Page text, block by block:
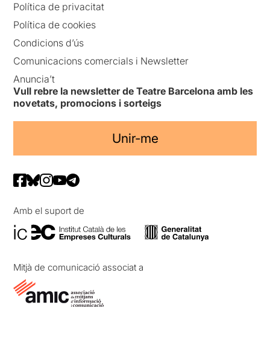
Política de privacitat
Política de cookies
Condicions d’ús
Comunicacions comercials i Newsletter
Anuncia’t
Vull rebre la newsletter de Teatre Barcelona amb les
novetats, promocions i sorteigs
Unir-me
Amb el suport de
Mitjà de comunicació associat a